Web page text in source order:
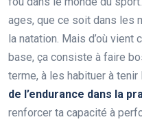
ages, que ce soit dans les
la natation. Mais d’où vient
base, ça consiste à faire
terme, à les habituer à tenir
de l’endurance dans la
renforcer ta capacité à